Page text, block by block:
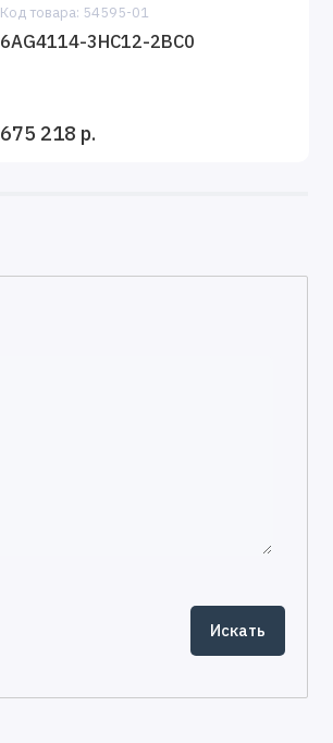
Код товара: 54595-01
6AG4114-3HC12-2BC0
675 218 р.